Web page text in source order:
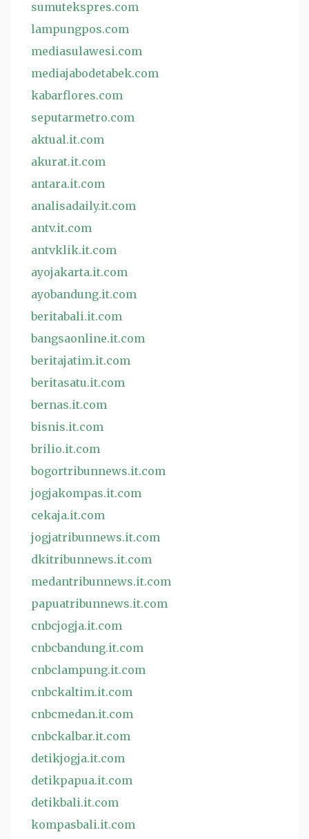
sumutekspres.com
lampungpos.com
mediasulawesi.com
mediajabodetabek.com
kabarflores.com
seputarmetro.com
aktual.it.com
akurat.it.com
antara.it.com
analisadaily.it.com
antv.it.com
antvklik.it.com
ayojakarta.it.com
ayobandung.it.com
beritabali.it.com
bangsaonline.it.com
beritajatim.it.com
beritasatu.it.com
bernas.it.com
bisnis.it.com
brilio.it.com
bogortribunnews.it.com
jogjakompas.it.com
cekaja.it.com
jogjatribunnews.it.com
dkitribunnews.it.com
medantribunnews.it.com
papuatribunnews.it.com
cnbcjogja.it.com
cnbcbandung.it.com
cnbclampung.it.com
cnbckaltim.it.com
cnbcmedan.it.com
cnbckalbar.it.com
detikjogja.it.com
detikpapua.it.com
detikbali.it.com
kompasbali.it.com